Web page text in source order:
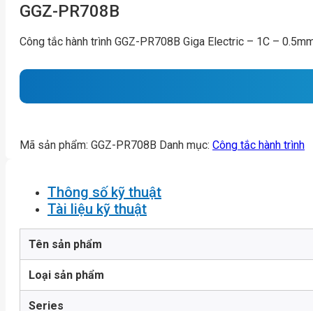
GGZ-PR708B
Công tắc hành trình GGZ-PR708B Giga Electric – 1C –
Mã sản phẩm: GGZ-PR708B Danh mục: Công tắc hành trình
Thông số kỹ thuật
Tài liệu kỹ thuật
Tên sản phẩm
Loại sản phẩm
Series